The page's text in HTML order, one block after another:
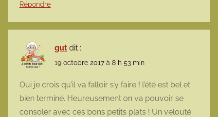
Répondre
gut dit :
19 octobre 2017 à 8 h 53 min
Oui je crois qu’il va falloir s’y faire ! l’été est bel et
bien terminé. Heureusement on va pouvoir se
consoler avec ces bons petits plats ! Un velouté